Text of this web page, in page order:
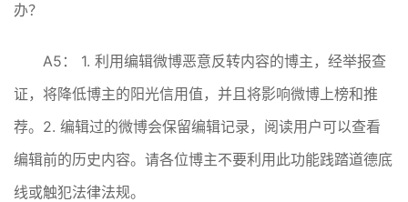
办？
A5： 1. 利用编辑微博恶意反转内容的博主，经举报查
证，将降低博主的阳光信用值，并且将影响微博上榜和推
荐。2. 编辑过的微博会保留编辑记录，阅读用户可以查看
编辑前的历史内容。请各位博主不要利用此功能践踏道德底
线或触犯法律法规。